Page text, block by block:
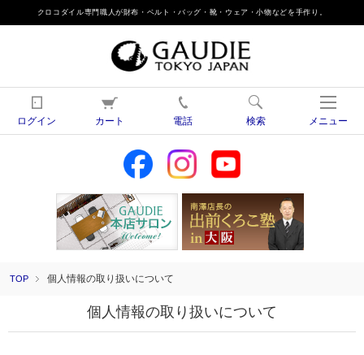
クロコダイル専門職人が財布・ベルト・バッグ・靴・ウェア・小物などを手作り。
ログイン カート 電話 検索 メニュー
TOP 個人情報の取り扱いについて
個人情報の取り扱いについて